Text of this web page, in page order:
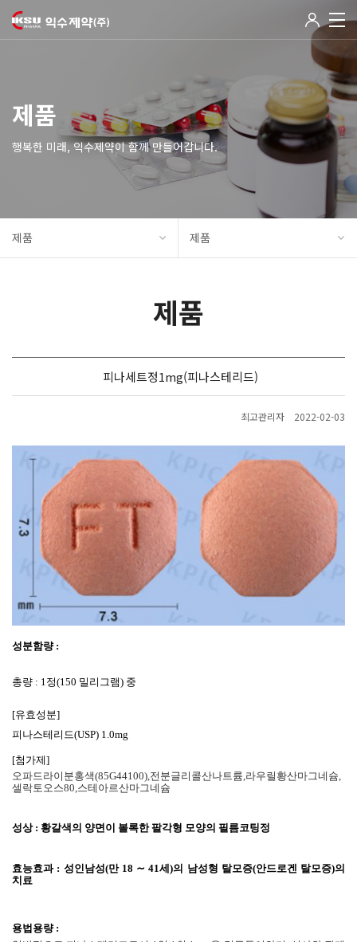
제품
행복한 미래, 익수제약이 함께 만들어갑니다.
제품 제품
제품
피나세트정1mg(피나스테리드)
최고관리자 2022-02-03
성분함량:
총량 : 1정(150 밀리그램) 중
[유효성분]
피나스테리드(USP) 1.0mg
[첨가제]
오파드라이분홍색(85G44100), 전분글리콜산나트륨 라우릴황산마그네슘
셀락토오스80, 스테아르산마그네슘
성상: 황갈색의 양면이 볼록한 팔각형 모양의 필름코팅정
효능효과: 성인남성(만18 ∼ 41세)의 남성형 탈모증(안드로겐 탈모증)의
치료
용법용량: